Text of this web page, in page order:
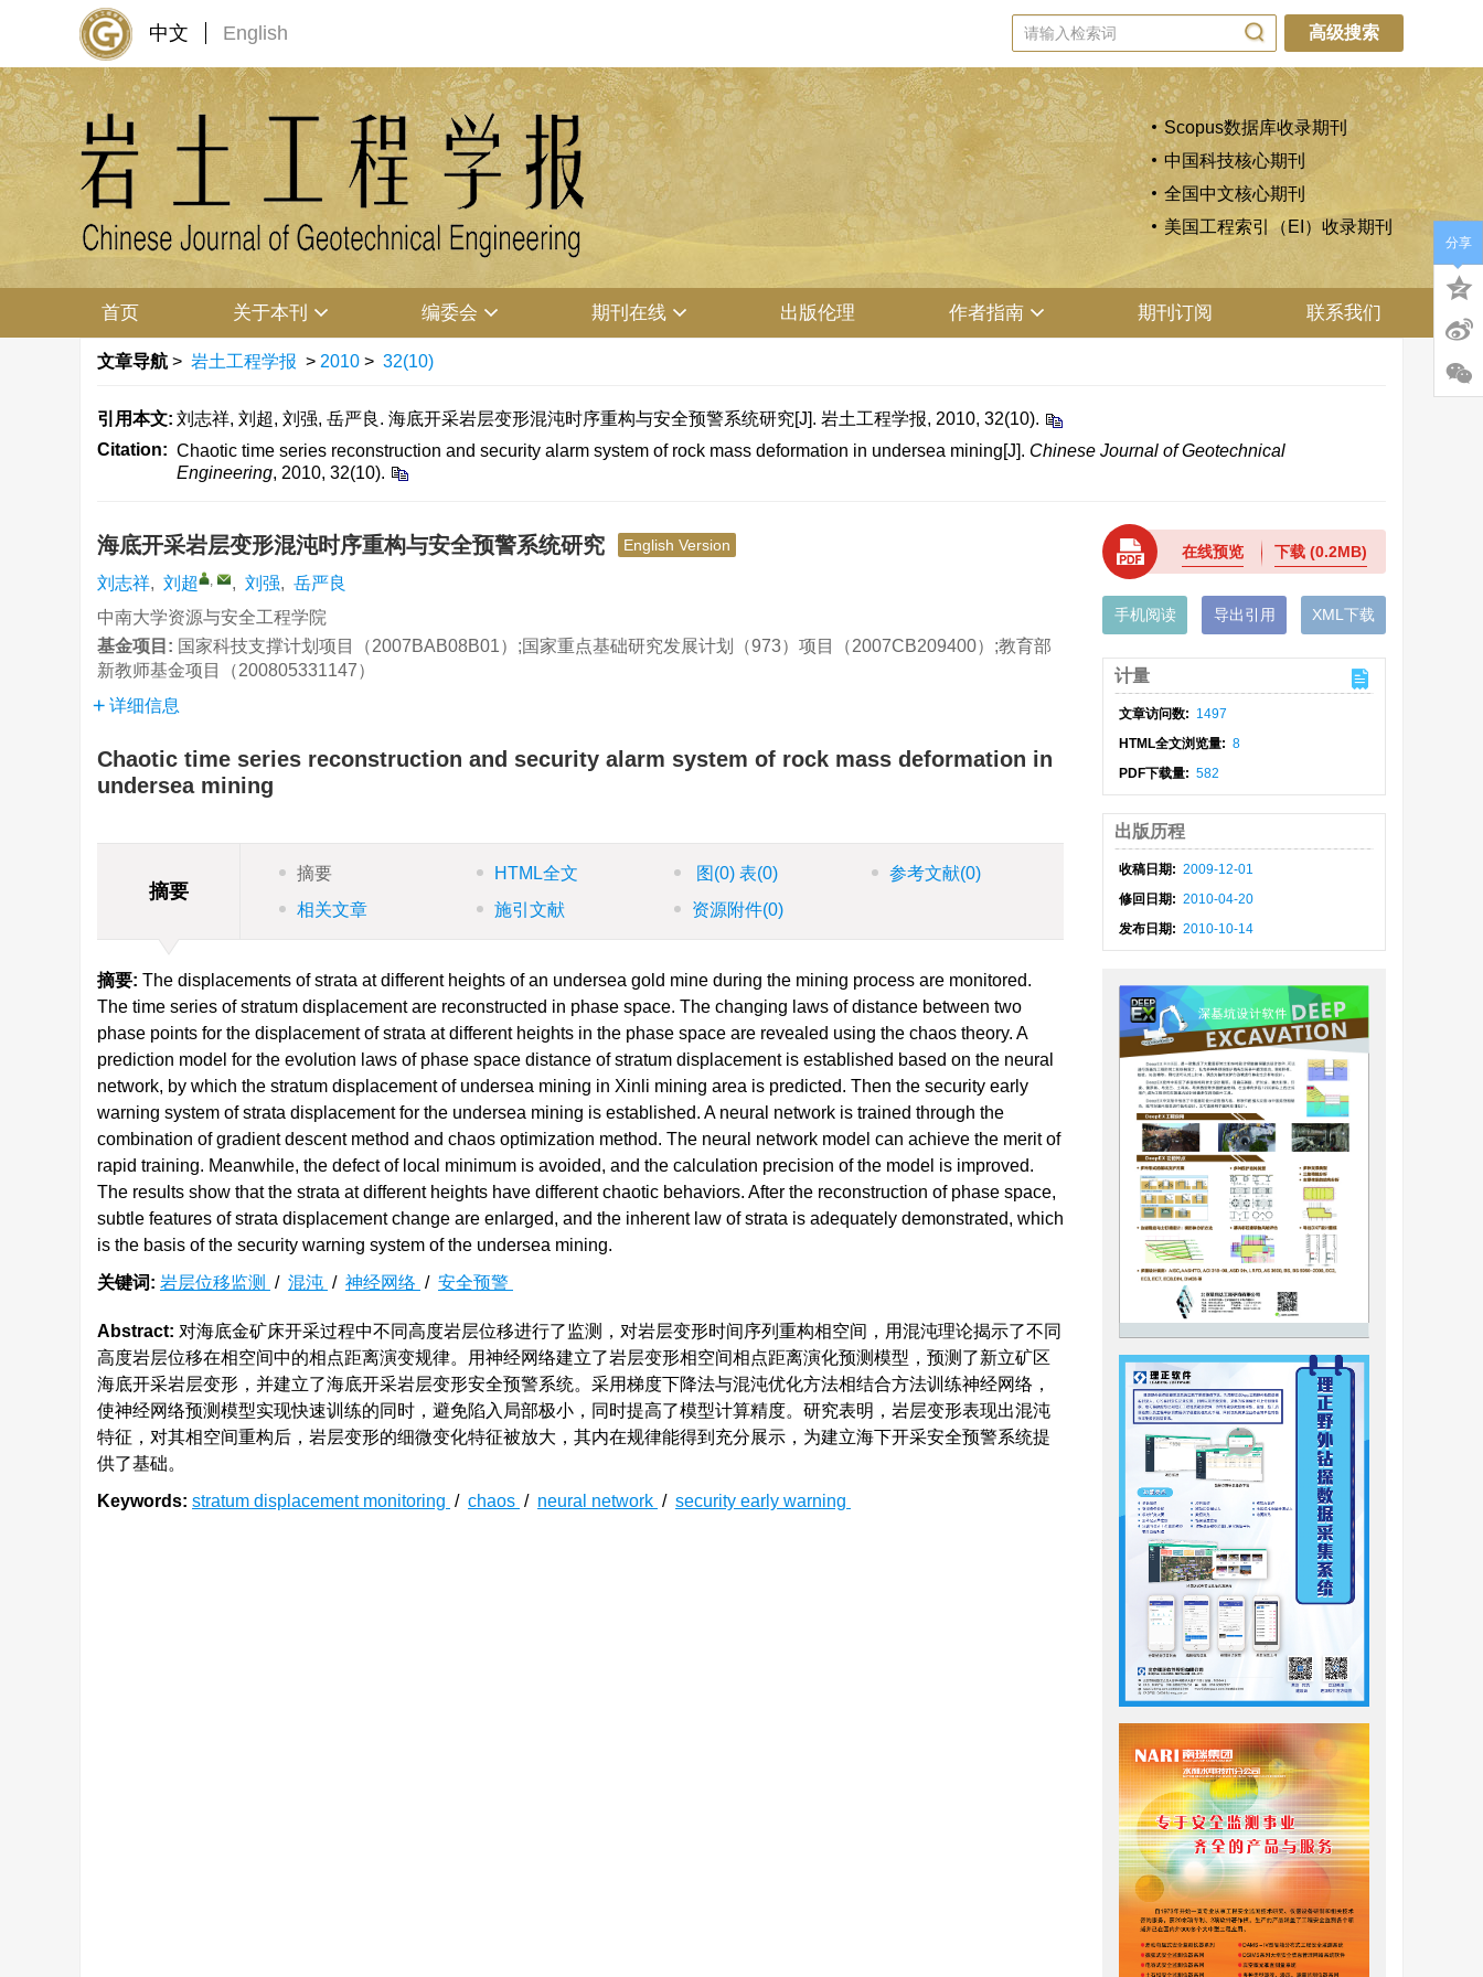
中文 English 高级搜索
Scopus数据库收录期刊
中国科技核心期刊
全国中文核心期刊
美国工程索引（EI）收录期刊
首页 关于本刊 编委会 期刊在线 出版伦理 作者指南 期刊订阅 联系我们
文章导航 > 岩土工程学报 > 2010 > 32(10)
引用本文: 刘志祥, 刘超, 刘强, 岳严良. 海底开采岩层变形混沌时序重构与安全预警系统研究[J]. 岩土工程学报, 2010, 32(10).
Citation: Chaotic time series reconstruction and security alarm system of rock mass deformation in undersea mining[J]. Chinese Journal of Geotechnical
Engineering, 2010, 32(10).
海底开采岩层变形混沌时序重构与安全预警系统研究 English Version
刘志祥, 刘超 , , 刘强, 岳严良
中南大学资源与安全工程学院
基金项目: 国家科技支撑计划项目（2007BAB08B01）;国家重点基础研究发展计划（973）项目（2007CB209400）;教育部
新教师基金项目（200805331147）
详细信息
Chaotic time series reconstruction and security alarm system of rock mass deformation in
undersea mining
摘要
摘要 HTML全文 图 (0) 表(0) 参考文献(0)
相关文章
施引文献 资源附件(0)
摘要: The displacements of strata at different heights of an undersea gold mine during the mining process are monitored.
The time series of stratum displacement are reconstructed in phase space. The changing laws of distance between two
phase points for the displacement of strata at different heights in the phase space are revealed using the chaos theory. A
prediction model for the evolution laws of phase space distance of stratum displacement is established based on the neural
network, by which the stratum displacement of undersea mining in Xinli mining area is predicted. Then the security early
warning system of strata displacement for the undersea mining is established. A neural network is trained through the
combination of gradient descent method and chaos optimization method. The neural network model can achieve the merit of
rapid training. Meanwhile, the defect of local minimum is avoided, and the calculation precision of the model is improved.
The results show that the strata at different heights have different chaotic behaviors. After the reconstruction of phase space,
subtle features of strata displacement change are enlarged, and the inherent law of strata is adequately demonstrated, which
is the basis of the security warning system of the undersea mining.
关键词: 岩层位移监测 / 混沌 / 神经网络 / 安全预警
Abstract: 对海底金矿床开采过程中不同高度岩层位移进行了监测，对岩层变形时间序列重构相空间，用混沌理论揭示了不同
高度岩层位移在相空间中的相点距离演变规律。用神经网络建立了岩层变形相空间相点距离演化预测模型，预测了新立矿区
海底开采岩层变形，并建立了海底开采岩层变形安全预警系统。采用梯度下降法与混沌优化方法相结合方法训练神经网络，
使神经网络预测模型实现快速训练的同时，避免陷入局部极小，同时提高了模型计算精度。研究表明，岩层变形表现出混沌
特征，对其相空间重构后，岩层变形的细微变化特征被放大，其内在规律能得到充分展示，为建立海下开采安全预警系统提
供了基础。
Keywords: stratum displacement monitoring / chaos / neural network / security early warning
在线预览 下载(0.2MB)
手机阅读 导出引用 XML下载
计量
文章访问数: 1497
HTML全文浏览量: 8
PDF下载量: 582
出版历程
收稿日期: 2009-12-01
修回日期: 2010-04-20
发布日期: 2010-10-14
分享